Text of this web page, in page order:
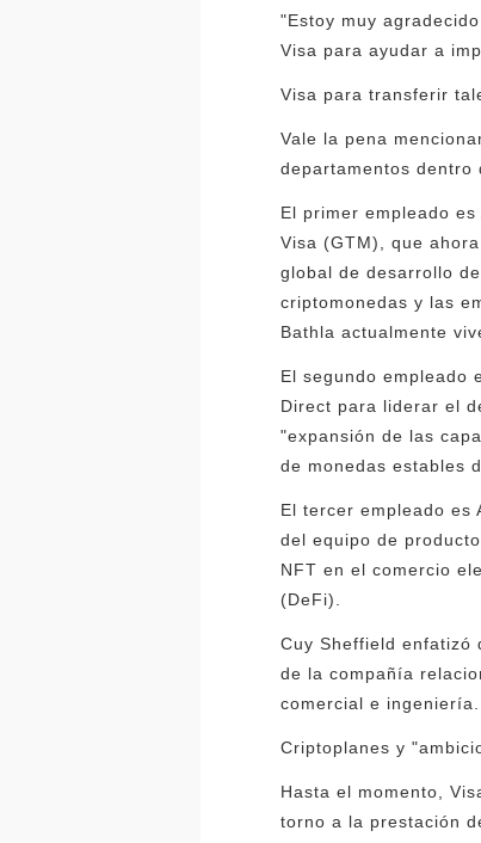
"Estoy muy
Visa para ayudar a
Visa para transferir
Vale la pena
departamentos dentro
El primer empleado
Visa (GTM), que
global de desarrollo
criptomonedas y las
Bathla actualmente
El segundo empleado
Direct para liderar el
"expansión de las
de monedas estables
El tercer empleado es
del equipo de
NFT en el comercio
(DeFi).
Cuy Sheffield enfatizó
de la compañía
comercial e ingeniería.
Criptoplanes y
Hasta el momento,
torno a la prestación